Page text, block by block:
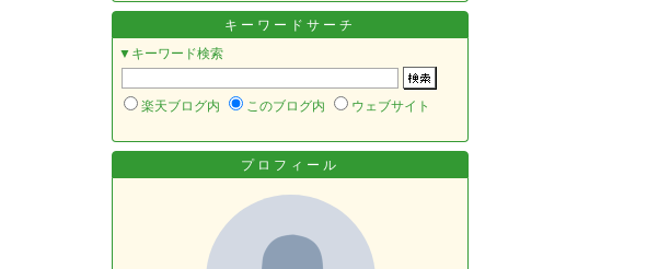
キーワードサーチ
▼キーワード検索
楽天ブログ内 このブログ内 ウェブサイト
プロフィール